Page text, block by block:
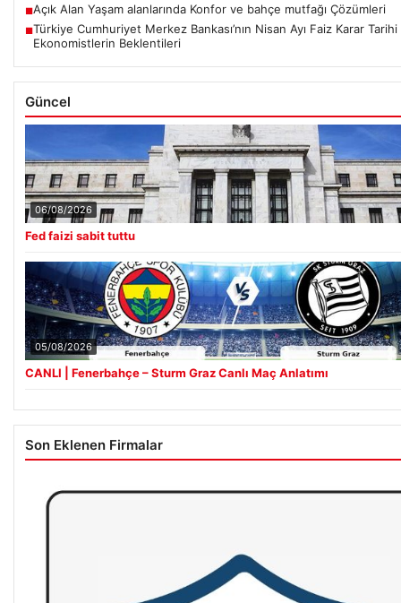
■Açık Alan Yaşam alanlarında Konfor ve bahçe mutfağı Çözümleri
■Türkiye Cumhuriyet Merkez Bankası’nın Nisan Ayı Faiz Karar
Ekonomistlerin Beklentileri
Güncel
06/08/2026
Fed faizi sabit tuttu
05/08/2026
CANLI | Fenerbahçe – Sturm Graz Canlı Maç Anlatımı
Son Eklenen Firmalar